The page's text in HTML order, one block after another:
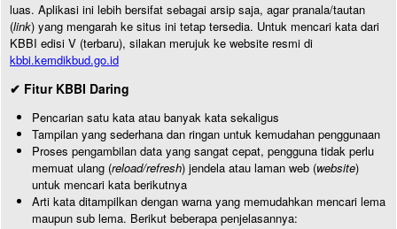
luas. Aplikasi ini lebih bersifat sebagai arsip saja, agar pranala/tautan
(link) yang mengarah ke situs ini tetap tersedia. Untuk mencari kata dari
KBBI edisi V (terbaru), silakan merujuk ke website resmi di
kbbi.kemdikbud.go.id
✔ Fitur KBBI Daring
Pencarian satu kata atau banyak kata sekaligus
Tampilan yang sederhana dan ringan untuk kemudahan penggunaan
Proses pengambilan data yang sangat cepat, pengguna tidak perlu
memuat ulang (reload/refresh) jendela atau laman web (website)
untuk mencari kata berikutnya
Arti kata ditampilkan dengan warna yang memudahkan mencari lema
maupun sub lema. Berikut beberapa penjelasannya: